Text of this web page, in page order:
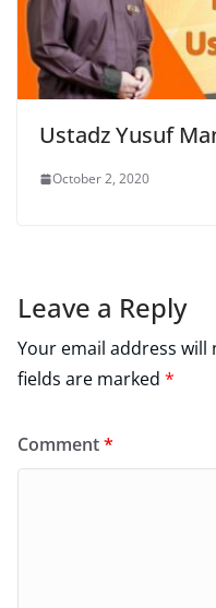
Ustadz Yusuf
October 2, 2020
Leave a Reply
Your email address will
fields are marked *
Comment*